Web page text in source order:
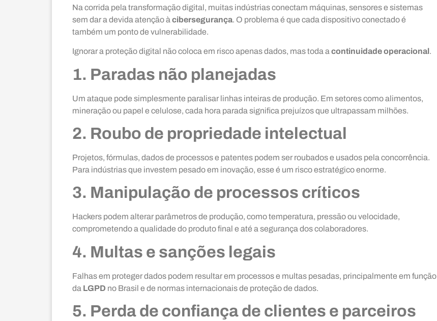
Na corrida pela transformação digital, muitas indústrias conectam máquinas, sensores e sistemas
sem dar a devida atenção à cibersegurança. O problema é que cada dispositivo conectado é
também um ponto de vulnerabilidade.
Ignorar a proteção digital não coloca em risco apenas dados, mas toda a continuidade operacional.
1. Paradas não planejadas
Um ataque pode simplesmente paralisar linhas inteiras de produção. Em setores como alimentos,
mineração ou papel e celulose, cada hora parada significa prejuízos que ultrapassam milhões.
2. Roubo de propriedade intelectual
Projetos, fórmulas, dados de processos e patentes podem ser roubados e usados pela concorrência.
Para indústrias que investem pesado em inovação, esse é um risco estratégico enorme.
3. Manipulação de processos críticos
Hackers podem alterar parâmetros de produção, como temperatura, pressão ou velocidade,
comprometendo a qualidade do produto final e até a segurança dos colaboradores.
4. Multas e sanções legais
Falhas em proteger dados podem resultar em processos e multas pesadas, principalmente em função
da LGPD no Brasil e de normas internacionais de proteção de dados.
5. Perda de confiança de clientes e parceiros